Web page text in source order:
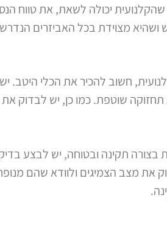
יכולה לשאת, את טווח
מצוידת בכל האביזרים
חשוב להכיר את הכלי היטב.
שוטפת. כמו כן, יש לבדוק
בצורה תקינה ובטוחה, יש לבצע
את מצב הצמיגים ולוודא שהם